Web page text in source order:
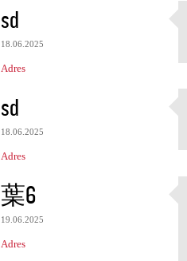
sd
18.06.2025
Adres
sd
18.06.2025
Adres
葉6
19.06.2025
Adres